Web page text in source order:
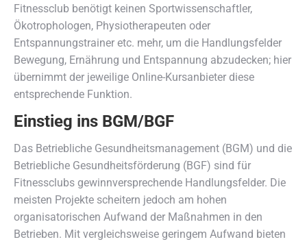
Fitnessclub benötigt keinen Sportwissenschaftler,
Ökotrophologen, Physiotherapeuten oder
Entspannungstrainer etc. mehr, um die Handlungsfelder
Bewegung, Ernährung und Entspannung abzudecken; hier
übernimmt der jeweilige Online-Kursanbieter diese
entsprechende Funktion.
Einstieg ins BGM/BGF
Das Betriebliche Gesundheitsmanagement (BGM) und die
Betriebliche Gesundheitsförderung (BGF) sind für
Fitnessclubs gewinnversprechende Handlungsfelder. Die
meisten Projekte scheitern jedoch am hohen
organisatorischen Aufwand der Maßnahmen in den
Betrieben. Mit vergleichsweise geringem Aufwand bieten